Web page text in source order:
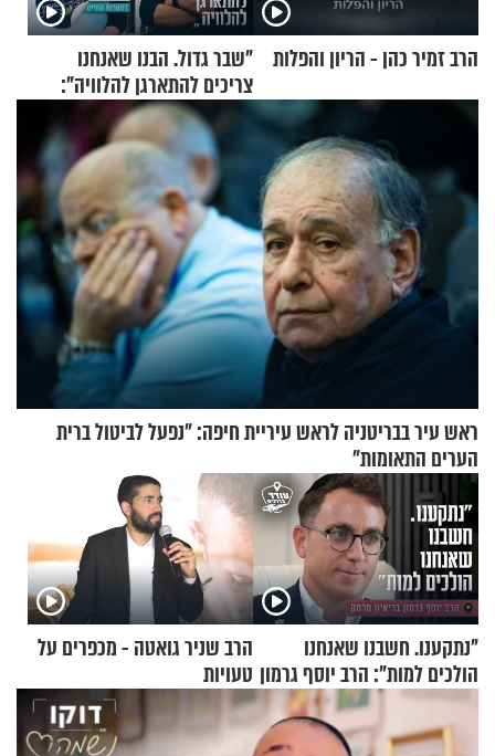
הרב זמיר כהן - הריון והפלות
"שבר גדול. הבנו שאנחנו
צריכים להתארגן להלוויה":
זוגיות במבחן, הפעם עם מרים
וגד דנינו
ראש עיר בבריטניה לראש עיריית חיפה: ״נפעל לביטול ברית
הערים התאומות״
"נתקענו. חשבנו שאנחנו
הולכים למות": הרב יוסף גרמון
בריאיון מרתק
הרב שניר גואטה - מכפרים על
טעויות